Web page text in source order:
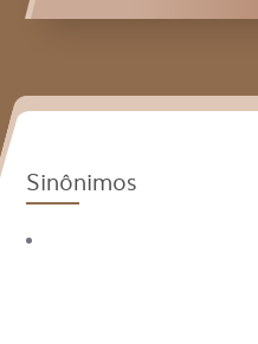
Sinônimos